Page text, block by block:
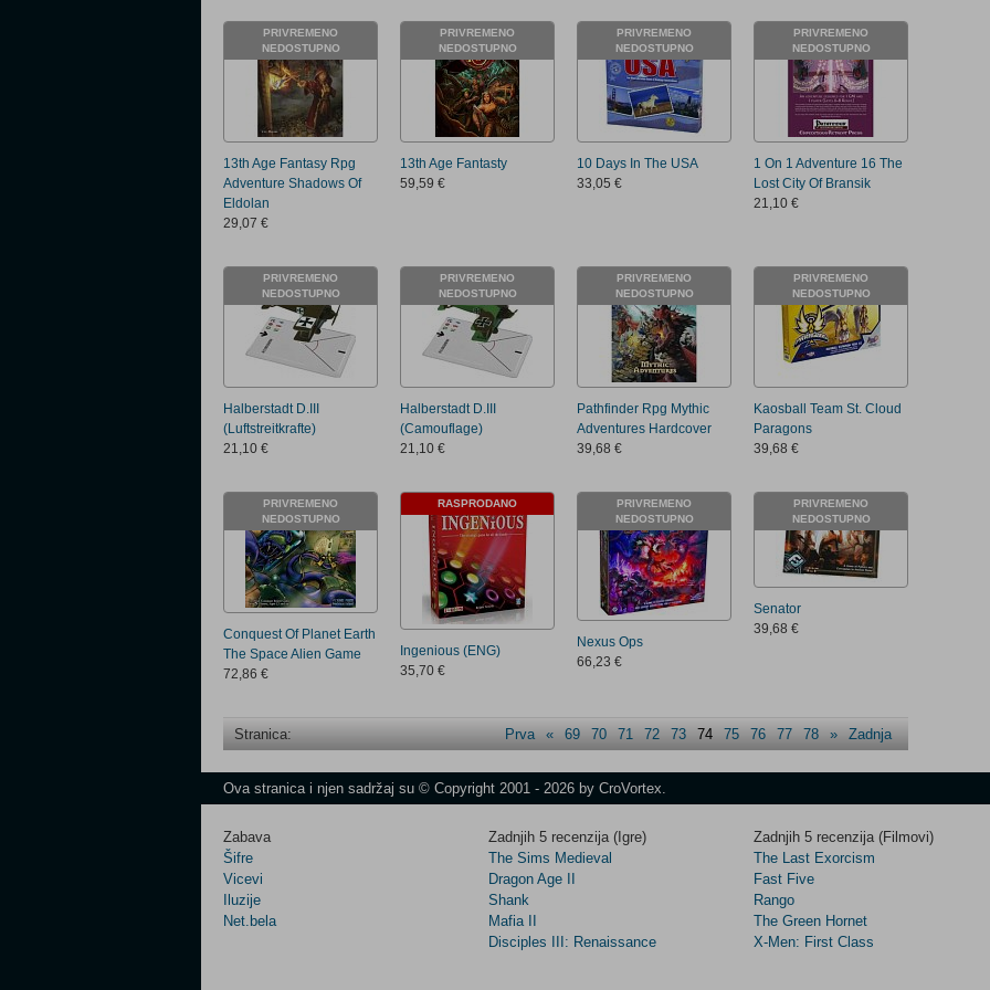
PRIVREMENO
NEDOSTUPNO
13th Age Fantasy Rpg
Adventure Shadows Of
Eldolan
29,07 €
PRIVREMENO
NEDOSTUPNO
13th Age Fantasty
59,59 €
PRIVREMENO
NEDOSTUPNO
10 Days In The USA
33,05 €
PRIVREMENO
NEDOSTUPNO
1 On 1 Adventure 16 The
Lost City Of Bransik
21,10 €
PRIVREMENO
NEDOSTUPNO
Halberstadt D.III
(Luftstreitkrafte)
21,10 €
PRIVREMENO
NEDOSTUPNO
Halberstadt D.III
(Camouflage)
21,10 €
PRIVREMENO
NEDOSTUPNO
Pathfinder Rpg Mythic
Adventures Hardcover
39,68 €
PRIVREMENO
NEDOSTUPNO
Kaosball Team St. Cloud
Paragons
39,68 €
PRIVREMENO
NEDOSTUPNO
Conquest Of Planet Earth
The Space Alien Game
72,86 €
RASPRODANO
Ingenious (ENG)
35,70 €
PRIVREMENO
NEDOSTUPNO
Nexus Ops
66,23 €
PRIVREMENO
NEDOSTUPNO
Senator
39,68 €
Stranica: Prva « 69 70 71 72 73 74 75 76 77 78 » Zadnja
Ova stranica i njen sadržaj su © Copyright 2001 - 2026 by CroVortex.
Zabava
Šifre
Vicevi
Iluzije
Net.bela
Zadnjih 5 recenzija (Igre)
The Sims Medieval
Dragon Age II
Shank
Mafia II
Disciples III: Renaissance
Zadnjih 5 recenzija (Filmovi)
The Last Exorcism
Fast Five
Rango
The Green Hornet
X-Men: First Class